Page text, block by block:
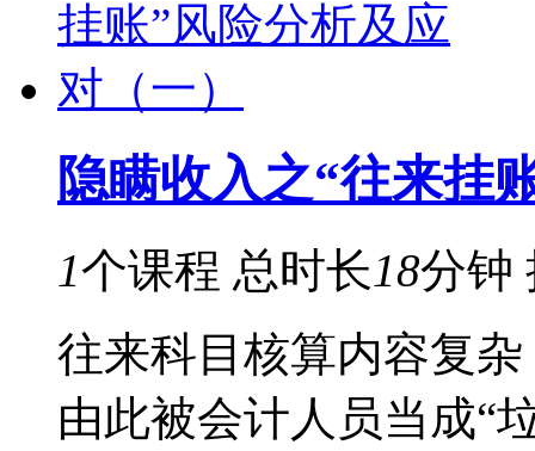
隐瞒收入之“往来挂
1个课程 总时长18分钟
往来科目核算内容复
由此被会计人员当成“